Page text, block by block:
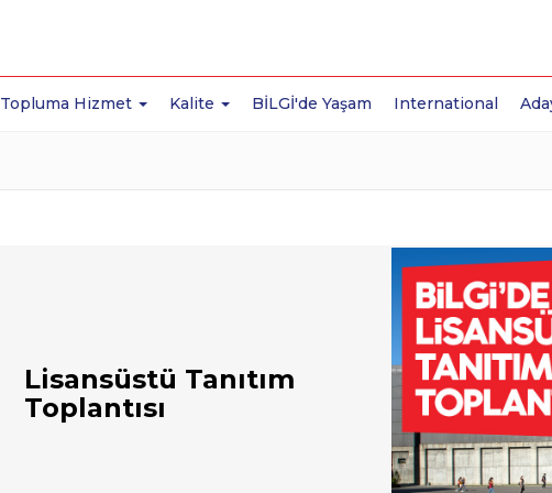
Topluma Hizmet Kalite BİLGİ'de Yaşam International
Lisansüstü Tanıtım
Toplantısı